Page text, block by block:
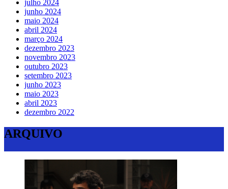
julho 2024
junho 2024
maio 2024
abril 2024
março 2024
dezembro 2023
novembro 2023
outubro 2023
setembro 2023
junho 2023
maio 2023
abril 2023
dezembro 2022
ARQUIVO